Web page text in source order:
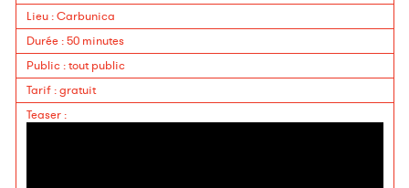
Lieu:Carbunica
Durée:50 minutes
Public:tout public
Tarif:gratuit
Teaser: